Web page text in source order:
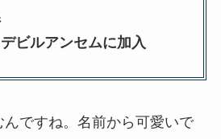
ビルアンセムに加入
ですね。名前から可愛いで